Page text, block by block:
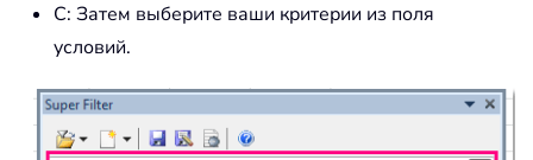
C: Затем выберите ваши критерии из поля
условий.